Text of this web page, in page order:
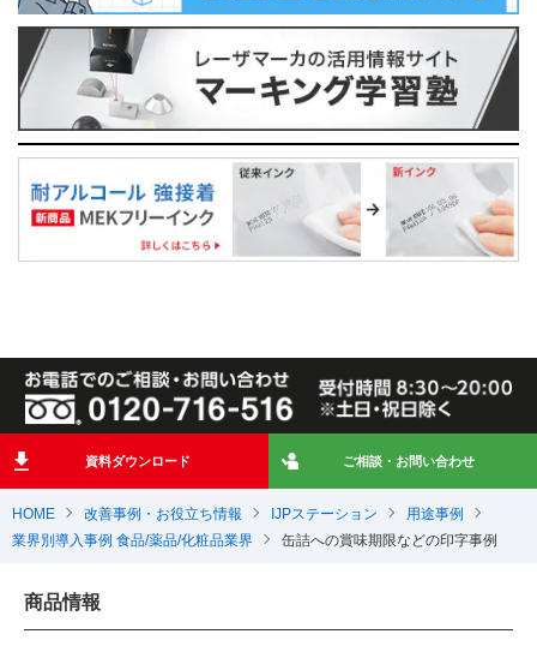
HOME 改善事例・お役立ち情報 IJPステーション
用途事例
業界別導入事例 食品/薬品/化粧品業界
缶詰への賞味期限などの印字事例
資料ダウンロード ご相談・お問い合わせ
商品情報